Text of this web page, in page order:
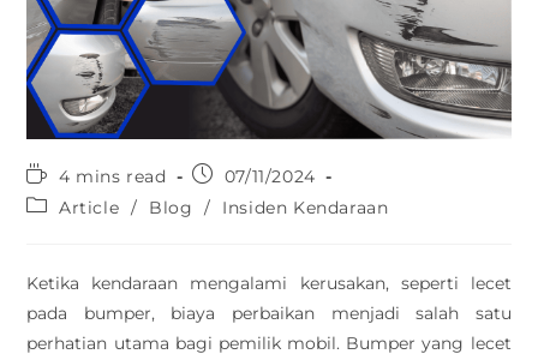
4 mins read
07/11/2024
Article / Blog / Insiden Kendaraan
Ketika kendaraan mengalami kerusakan, seperti lecet
pada bumper, biaya perbaikan menjadi salah satu
perhatian utama bagi pemilik mobil. Bumper yang lecet